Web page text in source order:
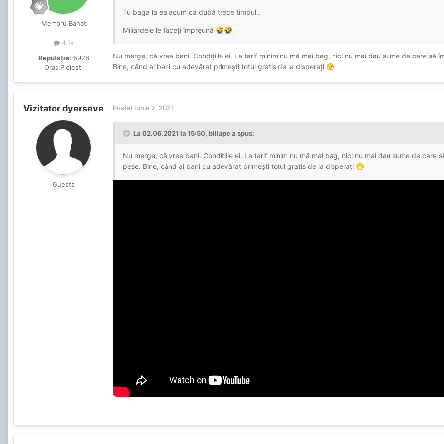
Membru Banat
4.1k
Reputație: 5928
Oras:Ploiesti
Tu baga la ea acum ca după trece timpul..
Miliardele le faceți împreună 🤣🤣
Nu merge, că vrea bani. Condițiile ei. La tarif minim nu mă mai bag, nici nu mai dau sume de care să
Bine, când ai bani cu adevărat primești totul gratis de la disperați 😁
Vizitator dyerseve
Guests
Postat Iunie 2, 2021
La 02.06.2021 la 15:50, biliapea spus:
Nu merge, că vrea bani. Condițiile ei. La tarif minim nu mă mai bag, nici nu mai dau sume de care
pese. Bine, când ai bani cu adevărat primești totul gratis de la disperați 😁